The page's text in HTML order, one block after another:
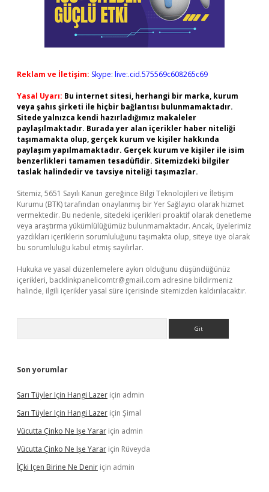
Reklam ve İletişim: Skype: live:.cid.575569c608265c69
Yasal Uyarı: Bu internet sitesi, herhangi bir marka, kurum
veya şahıs şirketi ile hiçbir bağlantısı bulunmamaktadır.
Sitede yalnızca kendi hazırladığımız makaleler
paylaşılmaktadır. Burada yer alan içerikler haber niteliği
taşımamakta olup, gerçek kurum ve kişiler hakkında
paylaşım yapılmamaktadır. Gerçek kurum ve kişiler ile isim
benzerlikleri tamamen tesadüfidir. Sitemizdeki bilgiler
taslak halindedir ve tavsiye niteliği taşımazlar.
Sitemiz, 5651 Sayılı Kanun gereğince Bilgi Teknolojileri ve İletişim
Kurumu (BTK) tarafından onaylanmış bir Yer Sağlayıcı olarak hizmet
vermektedir. Bu nedenle, sitedeki içerikleri proaktif olarak denetleme
veya araştırma yükümlülüğümüz bulunmamaktadır. Ancak, üyelerimiz
yazdıkları içeriklerin sorumluluğunu taşımakta olup, siteye üye olarak
bu sorumluluğu kabul etmiş sayılırlar.
Hukuka ve yasal düzenlemelere aykırı olduğunu düşündüğünüz
içerikleri, backlinkpanelicomtr@gmail.com adresine bildirmeniz
halinde, ilgili içerikler yasal süre içerisinde sitemizden kaldırılacaktır.
Son yorumlar
Sarı Tüyler Için Hangi Lazer için admin
Sarı Tüyler Için Hangi Lazer için Şimal
Vücutta Çinko Ne Işe Yarar için admin
Vücutta Çinko Ne Işe Yarar için Rüveyda
İÇki Içen Birine Ne Denir için admin